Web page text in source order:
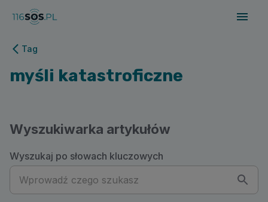
Tag
myśli katastroficzne
Wyszukiwarka artykułów
Wyszukaj po słowach kluczowych
116sos.pl | myśli katastroficzne